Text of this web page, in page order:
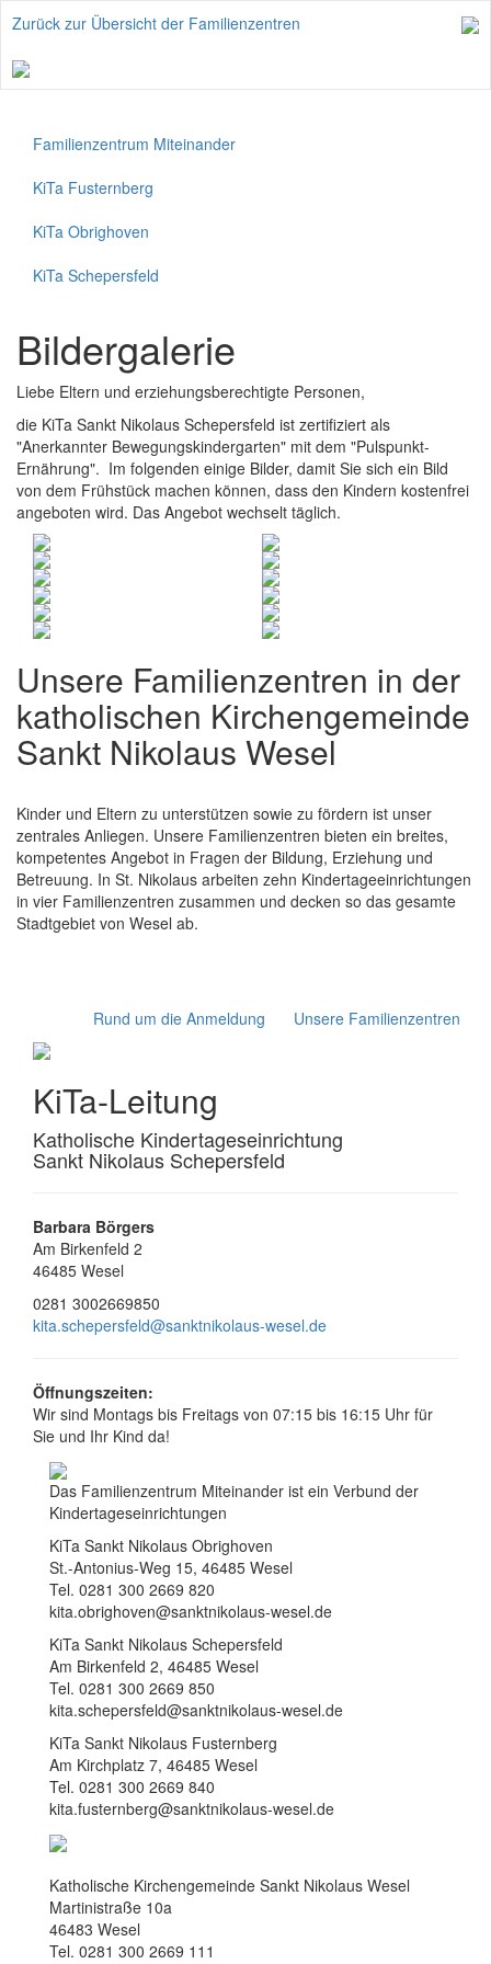
Zurück zur Übersicht der Familienzentren
Familienzentrum Miteinander
KiTa Fusternberg
KiTa Obrighoven
KiTa Schepersfeld
Bildergalerie
Liebe Eltern und erziehungsberechtigte Personen,
die KiTa Sankt Nikolaus Schepersfeld ist zertifiziert als
"Anerkannter Bewegungskindergarten" mit dem "Pulspunkt-
Ernährung". Im folgenden einige Bilder, damit Sie sich ein Bild
von dem Frühstück machen können, dass den Kindern kostenfrei
angeboten wird. Das Angebot wechselt täglich.
Unsere Familienzentren in der
katholischen Kirchengemeinde
Sankt Nikolaus Wesel
Kinder und Eltern zu unterstützen sowie zu fördern ist unser
zentrales Anliegen. Unsere Familienzentren bieten ein breites,
kompetentes Angebot in Fragen der Bildung, Erziehung und
Betreuung. In St. Nikolaus arbeiten zehn Kindertageeinrichtungen
in vier Familienzentren zusammen und decken so das gesamte
Stadtgebiet von Wesel ab.
Unsere Familienzentren
Rund um die Anmeldung
KiTa-Leitung
Katholische Kindertageseinrichtung
Sankt Nikolaus Schepersfeld
Barbara Börgers
Am Birkenfeld 2
46485 Wesel
0281 3002669850
kita.schepersfeld@sanktnikolaus-wesel.de
Öffnungszeiten:
Wir sind Montags bis Freitags von 07:15 bis 16:15 Uhr für
Sie und Ihr Kind da!
Das Familienzentrum Miteinander ist ein Verbund der
Kindertageseinrichtungen
KiTa Sankt Nikolaus Obrighoven
St.-Antonius-Weg 15, 46485 Wesel
Tel. 0281 300 2669 820
kita.obrighoven@sanktnikolaus-wesel.de
KiTa Sankt Nikolaus Schepersfeld
Am Birkenfeld 2, 46485 Wesel
Tel. 0281 300 2669 850
kita.schepersfeld@sanktnikolaus-wesel.de
KiTa Sankt Nikolaus Fusternberg
Am Kirchplatz 7, 46485 Wesel
Tel. 0281 300 2669 840
kita.fusternberg@sanktnikolaus-wesel.de
Katholische Kirchengemeinde Sankt Nikolaus Wesel
Martinistraße 10a
46483 Wesel
Tel. 0281 300 2669 111